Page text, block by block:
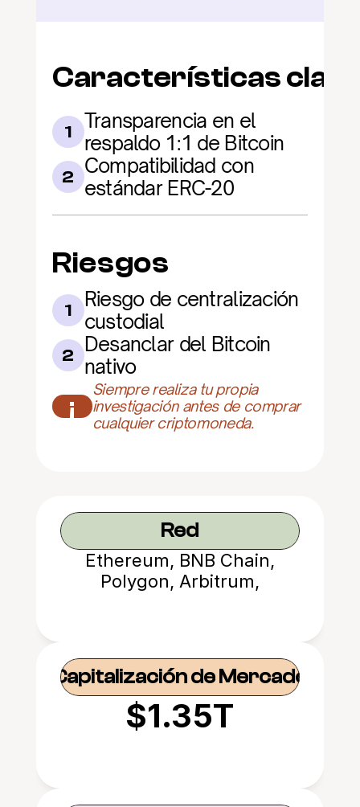
Características
1
Transparencia en el
respaldo 1:1 de Bitcoin
2 Compatibilidad con
estándar ERC-20
Riesgos
1
Riesgo de centralización
custodial
2 Desanclar del Bitcoin
nativo
¡
Siempre realiza tu propia
investigación antes de comprar
cualquier criptomoneda.
Red
Ethereum, BNB Chain,
Polygon, Arbitrum,
Capitalización de Mercado
$1.35T